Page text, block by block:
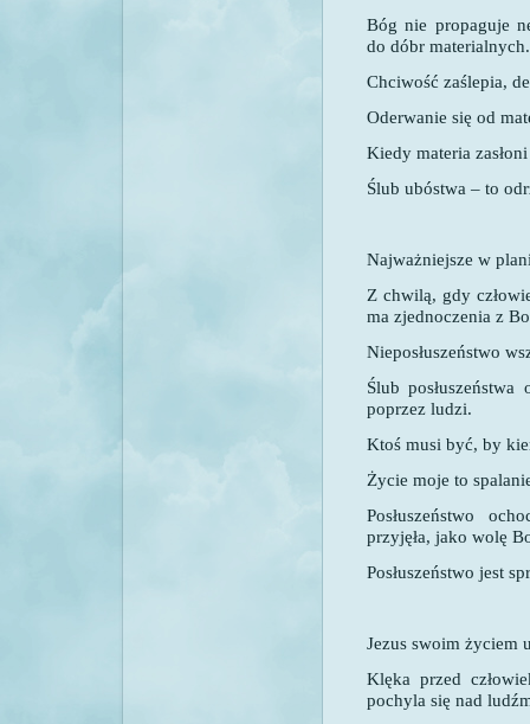
Bóg nie propaguje
do dóbr materialnych.
Chciwość zaślepia,
Oderwanie się od
Kiedy materia
Ślub ubóstwa – to
Najważniejsze w
Z chwilą, gdy
ma zjednoczenia z
Nieposłuszeństwo
Ślub
poprzez ludzi.
Ktoś musi być, by
Życie moje to
Posłuszeństwo
przyjęła, jako wolę
Posłuszeństwo jest
Jezus swoim życiem
Klęka przed
pochyla się nad